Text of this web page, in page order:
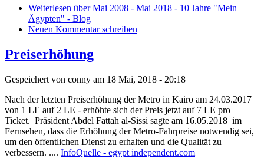
Weiterlesen über Mai 2008 - Mai 2018 - 10 Jahre "Mein
Ägypten" - Blog
Neuen Kommentar schreiben
Preiserhöhung
Gespeichert von conny am 18 Mai, 2018 - 20:18
Nach der letzten Preiserhöhung der Metro in Kairo am 24.03.2017
von 1 LE auf 2 LE - erhöhte sich der Preis jetzt auf 7 LE pro
Ticket. Präsident Abdel Fattah al-Sissi sagte am 16.05.2018 im
Fernsehen, dass die Erhöhung der Metro-Fahrpreise notwendig sei,
um den öffentlichen Dienst zu erhalten und die Qualität zu
verbessern. .... InfoQuelle - egypt independent.com